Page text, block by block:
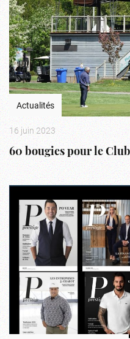
Actualités
16 juin 2023
60 bougies pour le